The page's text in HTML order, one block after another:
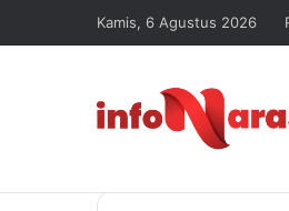
Kamis, 6 Agustus 2026